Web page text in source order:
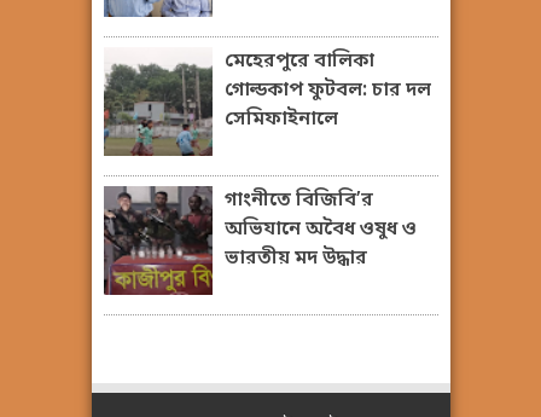
মেহেরপুরে বালিকা
গোল্ডকাপ ফুটবল: চার দল
সেমিফাইনালে
গাংনীতে বিজিবি’র
অভিযানে অবৈধ ওষুধ ও
ভারতীয় মদ উদ্ধার